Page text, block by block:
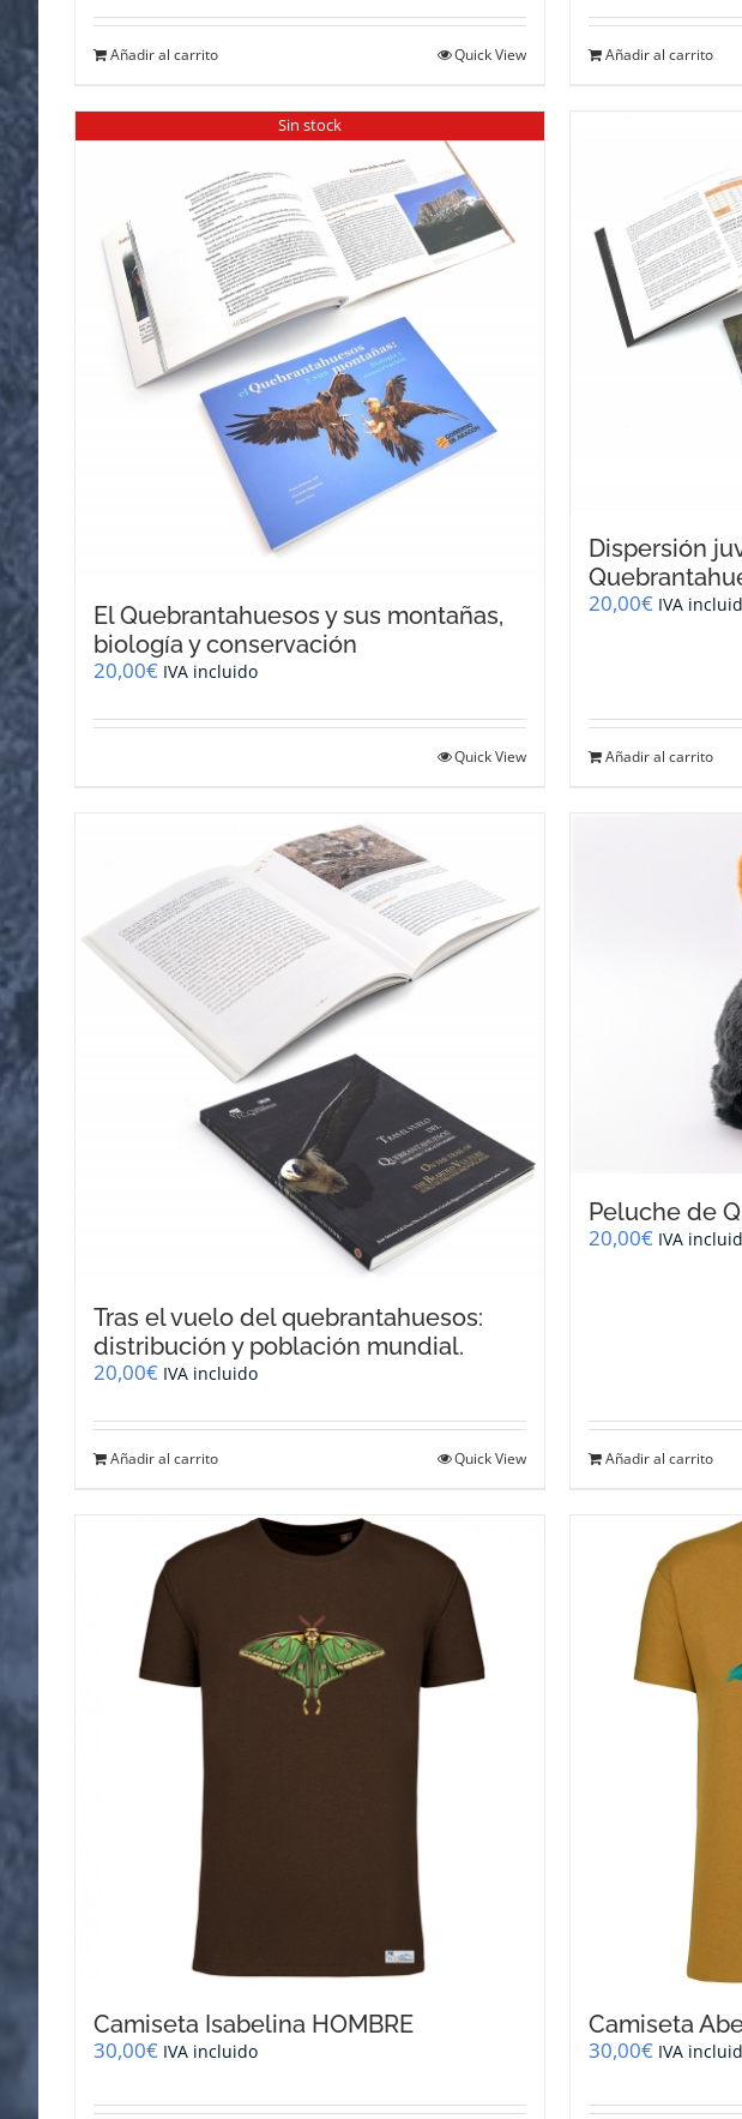
Añadir al carrito Quick View Añadir al carrito
Sin stock
El Quebrantahuesos y sus montañas,
biología y conservación
20,00€ IVA incluido
Quick View
Dispersión
20,00€ IVA
Añadir al carrito
Tras el vuelo del quebrantahuesos:
distribución y población mundial.
20,00€ IVA incluido
Añadir al carrito Quick View
Peluche de
20,00€ IVA
Añadir al carrito
Camiseta Isabelina HOMBRE
30,00€ IVA incluido
Camiseta
30,00€ IVA